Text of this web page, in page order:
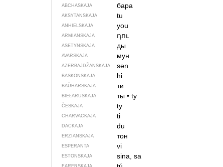
ABCHASKAJA бара
AKSYTANSKAJA tu
ANHIELSKAJA you
ARMIANSKAJA դու
ASETYNSKAJA ды
AVARSKAJA мун
AZERBAJDŽAN­SKAJA sən
BASKONSKAJA hi
BAŬHARSKAJA ти
BIEŁARUSKAJA ты •ty
ČESKAJA ty
CHARVACKAJA ti
DACKAJA du
ERZIANSKAJA тон
ESPERANTA vi
ESTONSKAJA sina, sa
FARERSKAJA